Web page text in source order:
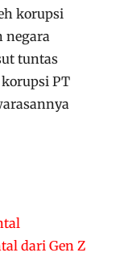
korupsi
negara
tuntas
PT
dari Gen Z